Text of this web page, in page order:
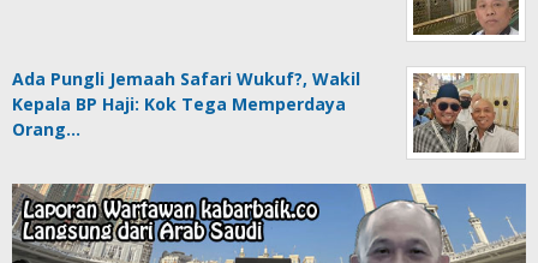
Ada Pungli Jemaah Safari Wukuf?, Wakil
Kepala BP Haji: Kok Tega Memperdaya
Orang…